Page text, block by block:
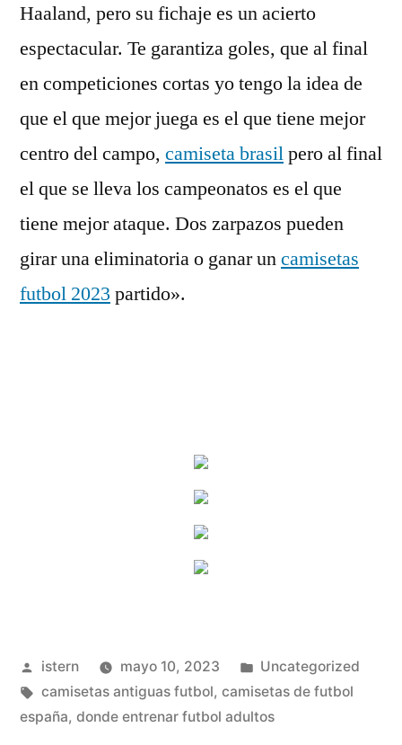
Haaland, pero su fichaje es un acierto
espectacular. Te garantiza goles, que al final
en competiciones cortas yo tengo la idea de
que el que mejor juega es el que tiene mejor
centro del campo, camiseta brasilpero al final
el que se lleva los campeonatos es el que
tiene mejor ataque. Dos zarpazos pueden
girar una eliminatoria o ganar uncamisetas
futbol 2023 partido».
Publicado
por
istern mayo 10, 2023
Publicado
en
Uncategorized
Etiquetas:
camisetas antiguas futbol, camisetas de futbol
españa, donde entrenar futbol adultos